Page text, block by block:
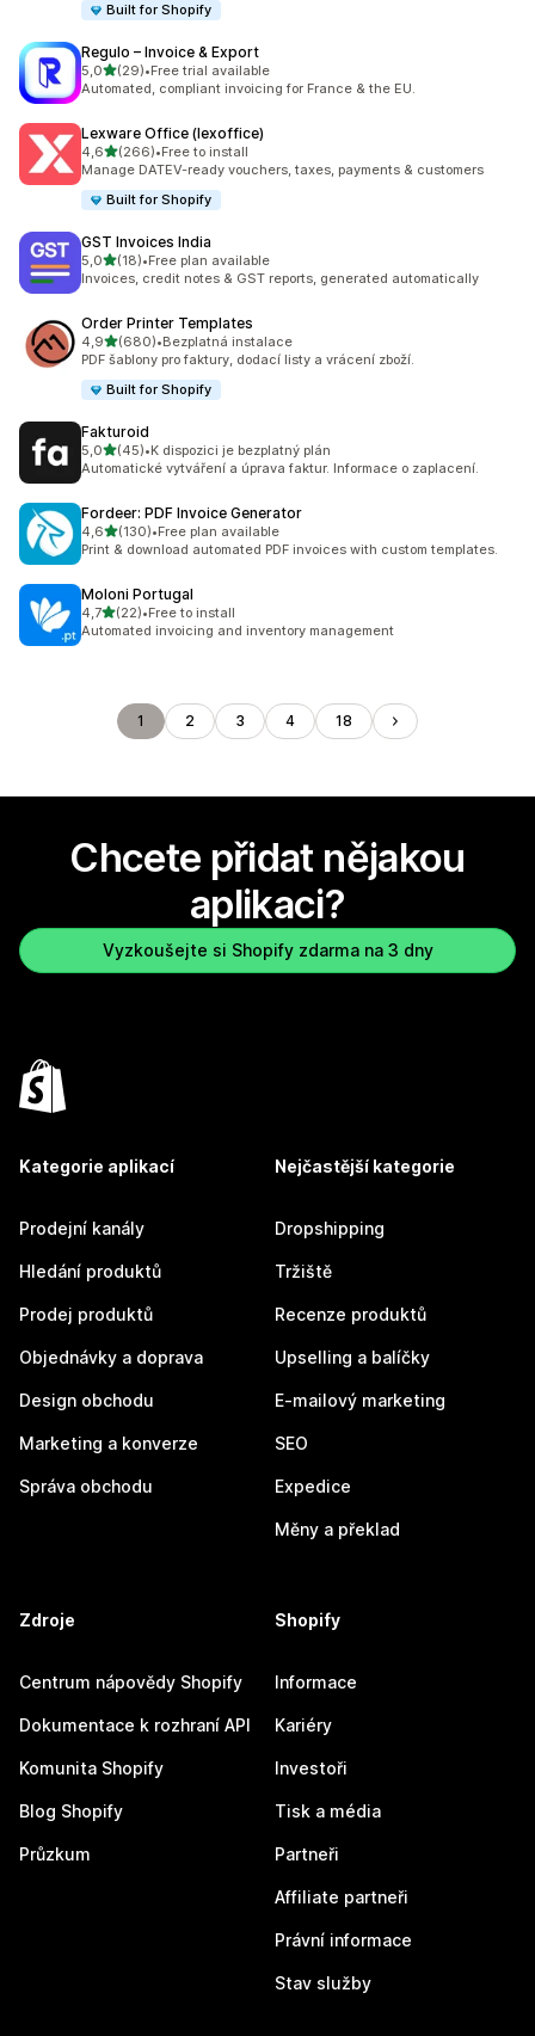
Built for Shopify
Regulo – Invoice & Export
5,0z 5 hvězd
(29)
Celkový počet recenzí: 29
•Free trial available
Automated, compliant invoicing for France & the EU.
Lexware Office (lexoffice)
4,6z 5 hvězd
(266)
Celkový počet recenzí: 266
•Free to install
Manage DATEV-ready vouchers, taxes, payments & customers
Built for Shopify
GST Invoices India
5,0z 5 hvězd
(18)
Celkový počet recenzí: 18
•Free plan available
Invoices, credit notes & GST reports, generated automatically
Order Printer Templates
4,9z 5 hvězd
(680)
Celkový počet recenzí: 680
•Bezplatná instalace
PDF šablony pro faktury, dodací listy a vrácení zboží.
Built for Shopify
Fakturoid
5,0z 5 hvězd
(45)
Celkový počet recenzí: 45
•K dispozici je bezplatný plán
Automatické vytváření a úprava faktur. Informace o zaplacení.
Fordeer: PDF Invoice Generator
4,6z 5 hvězd
(130)
Celkový počet recenzí: 130
•Free plan available
Print & download automated PDF invoices with custom templates.
Moloni Portugal
4,7z 5 hvězd
(22)
Celkový počet recenzí: 22
•Free to install
Automated invoicing and inventory management
1 2 3 4 18
Chcete přidat nějakou
aplikaci?
Vyzkoušejte si Shopify zdarma na 3 dny
Kategorie aplikací
Prodejní kanály
Hledání produktů
Prodej produktů
Objednávky a doprava
Design obchodu
Marketing a konverze
Správa obchodu
Nejčastější kategorie
Dropshipping
Tržiště
Recenze produktů
Upselling a balíčky
E-mailový marketing
SEO
Expedice
Měny a překlad
Zdroje
Centrum nápovědy Shopify
Dokumentace k rozhraní API
Komunita Shopify
Blog Shopify
Průzkum
Shopify
Informace
Kariéry
Investoři
Tisk a média
Partneři
Affiliate partneři
Právní informace
Stav služby